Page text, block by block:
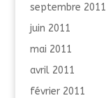
septembre 2011
juin 2011
mai 2011
avril 2011
février 2011